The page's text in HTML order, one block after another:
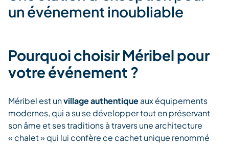
un événement inoubliable
Pourquoi choisir Méribel pour
votre événement ?
Méribel est unvillage authentiqueaux équipements
modernes, qui a su se développer tout en préservant
son âme et ses traditions à travers une architecture
« chalet » qui lui confère ce cachet unique renommé